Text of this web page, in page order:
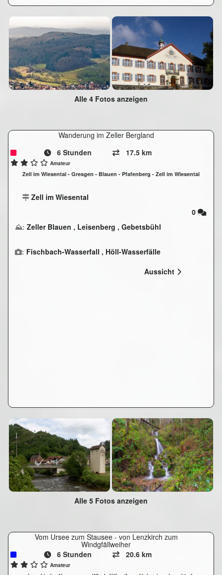
Alle 4 Fotos anzeigen
Wanderung im Zeller Bergland
6 Stunden
17.5 km
Amateur
Zell im Wiesental - Gresgen - Blauen - Pfafenberg - Zell im Wiesental
Zell im Wiesental
0
⛰: Zeller Blauen , Leisenberg , Gebetsbühl
: Fischbach-Wasserfall , Höll-Wasserfälle
Aussicht
Alle 5 Fotos anzeigen
Vom Ursee zum Stausee - von Lenzkirch zum
Windgfällweiher
6 Stunden
20.6 km
Amateur